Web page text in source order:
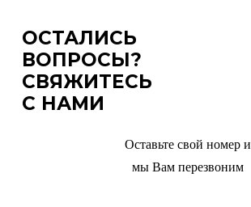
ОСТАЛИСЬ
ВОПРОСЫ?
СВЯЖИТЕСЬ
С НАМИ
Оставьте свой номер и
мы Вам перезвоним